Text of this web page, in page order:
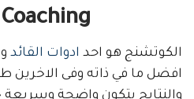
الكوتشنج هو احد ادوات القائد
افضل ما في ذاته وفى الاخرين